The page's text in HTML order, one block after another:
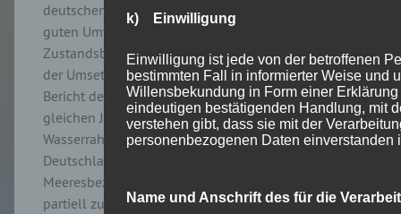
deutschen Nord- und Ostseegewässer in keinem
guten Umweltzustand sind. Dies wird auch in der
Zustandsbewertung vom Oktober 2024 im Rahmen
der Umsetzung der Meeresrahmenrichtlinie und im
Bericht des Umweltbundesamtes im September des
gleichen Jahres zur Umsetzung der
Wasserrahmenrichtlinie bestätigt. Bisher gibt es in
Deutschland kaum „strategische“ Klagen mit
Meeresbezug und bisherige Klagen haben nur
partiell zu Zustandsverbesserungen geführt.
k) Einwilligung
Einwilligung ist jede von der betroffenen
bestimmten Fall in informierter Weise und
Willensbekundung in Form einer
eindeutigen bestätigenden Handlung, mit
verstehen gibt, dass sie mit der
personenbezogenen Daten einverstanden
Name und Anschrift des für die